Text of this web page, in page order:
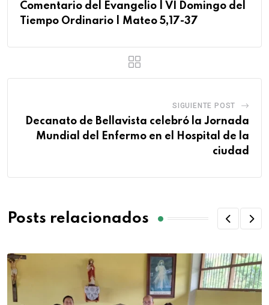
Comentario del Evangelio | VI Domingo del
Tiempo Ordinario | Mateo 5,17-37
SIGUIENTE POST
Decanato de Bellavista celebró la Jornada
Mundial del Enfermo en el Hospital de la
ciudad
Posts relacionados